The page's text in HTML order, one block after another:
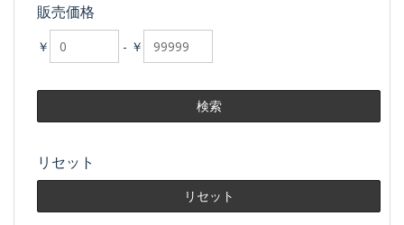
販売価格
￥ - ￥
リセット